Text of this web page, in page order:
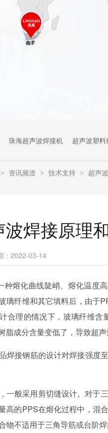
珠海超声波焊接机 超声波塑
> 资讯频道 > 技术支持 > 超声
焊接原理
：2022-03-14
种熔化曲线陡峭、熔化温度
璃纤维和其它填料后，由于
合理的情况下，玻璃纤维
脂成分含量变低了，导致超声
焊接钢筋的设计对焊接强度
一般采用剪切缝设计。对于
高的PPS在熔化过程中，混
物不适用于三角导筋或台阶焊